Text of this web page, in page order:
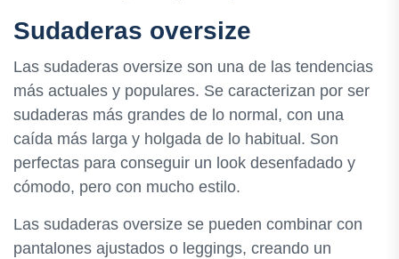
Sudaderas oversize
Las sudaderas oversize son una de las tendencias
más actuales y populares. Se caracterizan por ser
sudaderas más grandes de lo normal, con una
caída más larga y holgada de lo habitual. Son
perfectas para conseguir un look desenfadado y
cómodo, pero con mucho estilo.
Las sudaderas oversize se pueden combinar con
pantalones ajustados o leggings, creando un